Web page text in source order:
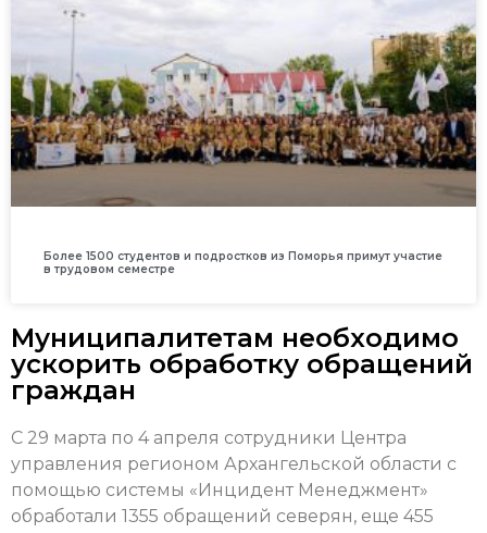
Более 1500 студентов и подростков из Поморья примут участие
в трудовом семестре
Муниципалитетам необходимо
ускорить обработку обращений
граждан
С 29 марта по 4 апреля сотрудники Центра
управления регионом Архангельской области с
помощью системы «Инцидент Менеджмент»
обработали 1355 обращений северян, еще 455